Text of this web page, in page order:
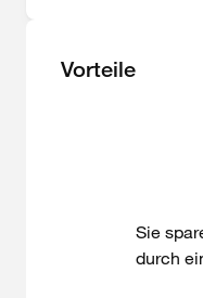
Vorteile
Sie
durch